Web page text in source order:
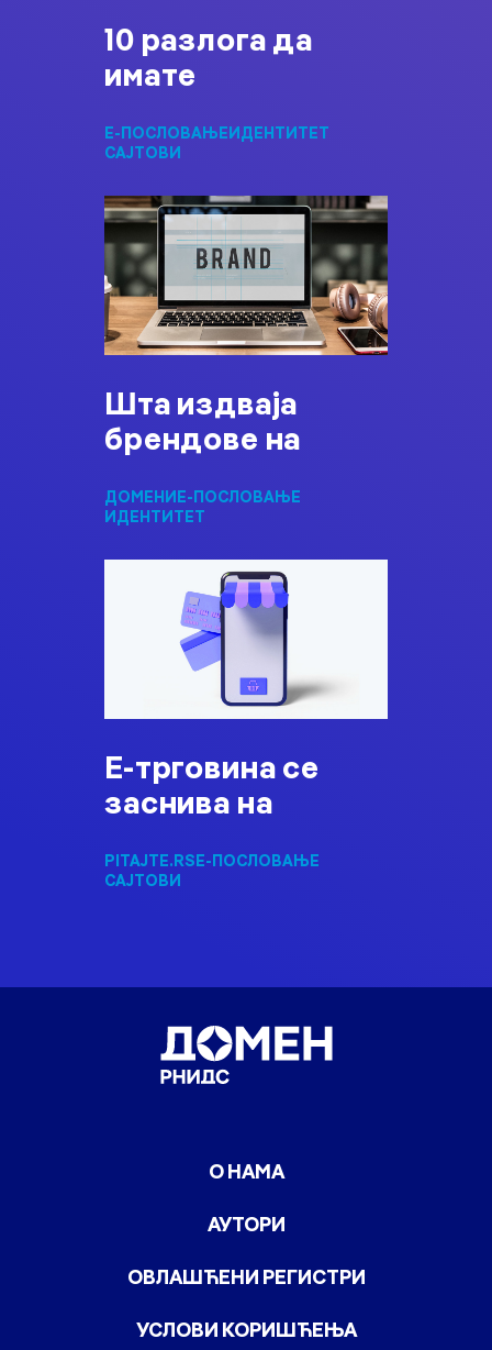
10 разлога да
имате
Е-ПОСЛОВАЊЕИДЕНТИТЕТ
САЈТОВИ
Шта издваја
брендове на
ДОМЕНИЕ-ПОСЛОВАЊЕ
ИДЕНТИТЕТ
E-трговина се
заснива на
PITAJTE.RSЕ-ПОСЛОВАЊЕ
САЈТОВИ
О НАМА
АУТОРИ
ОВЛАШЋЕНИ РЕГИСТРИ
УСЛОВИ КОРИШЋЕЊА